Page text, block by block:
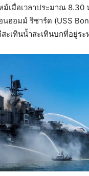
ม้เมื่อเวลาประมาณ 8.30
นฮอมม์ ริชาร์ด (USS
สะเทินน้ำสะเทินบกที่อยู่ร